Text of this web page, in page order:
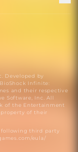
Developed by
Infinite:
and their respective
Software, Inc. All
of the Entertainment
property of their
following third party
eula/